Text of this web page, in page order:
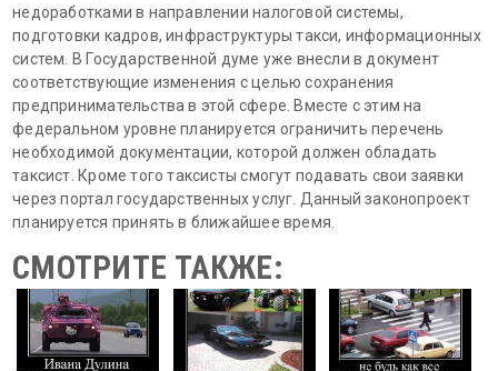
недоработками в направлении налоговой системы,
подготовки кадров, инфраструктуры такси, информационных
систем. В Государственной думе уже внесли в документ
соответствующие изменения с целью сохранения
предпринимательства в этой сфере. Вместе с этим на
федеральном уровне планируется ограничить перечень
необходимой документации, которой должен обладать
таксист. Кроме того таксисты смогут подавать свои заявки
через портал государственных услуг. Данный законопроект
планируется принять в ближайшее время.
СМОТРИТЕ ТАКЖЕ: